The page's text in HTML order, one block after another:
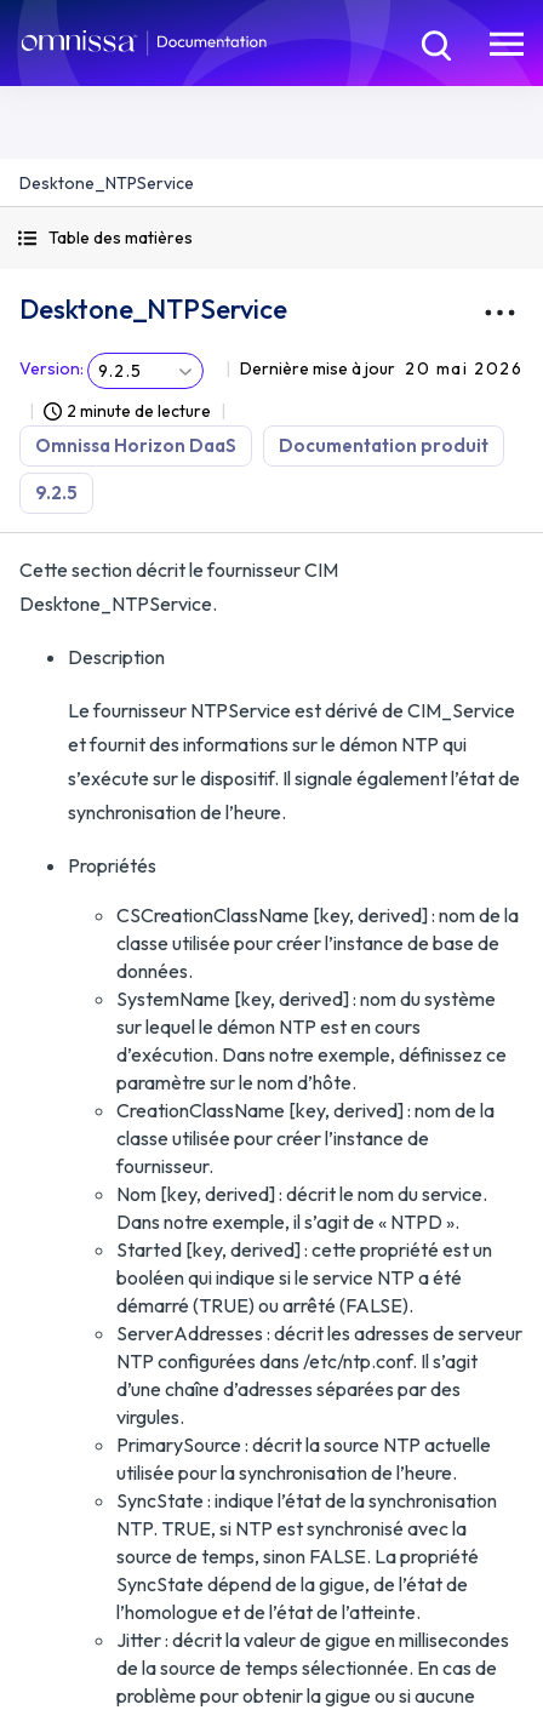
Desktone_NTPService
Table des matières
Desktone_NTPService
Version: 9.2.5 Dernière mise à jour 20 mai 2026
2 minute de lecture
Omnissa Horizon DaaS Documentation produit
9.2.5
Cette section décrit le fournisseur CIM
Desktone_NTPService.
Description
Le fournisseur NTPService est dérivé de CIM_Service
et fournit des informations sur le démon NTP qui
s’exécute sur le dispositif. Il signale également l’état de
synchronisation de l’heure.
Propriétés
CSCreationClassName [key, derived] : nom de la
classe utilisée pour créer l’instance de base de
données.
SystemName [key, derived] : nom du système
sur lequel le démon NTP est en cours
d’exécution. Dans notre exemple, définissez ce
paramètre sur le nom d’hôte.
CreationClassName [key, derived] : nom de la
classe utilisée pour créer l’instance de
fournisseur.
Nom [key, derived] : décrit le nom du service.
Dans notre exemple, il s’agit de « NTPD ».
Started [key, derived] : cette propriété est un
booléen qui indique si le service NTP a été
démarré (TRUE) ou arrêté (FALSE).
ServerAddresses : décrit les adresses de serveur
NTP configurées dans /etc/ntp.conf. Il s’agit
d’une chaîne d’adresses séparées par des
virgules.
PrimarySource : décrit la source NTP actuelle
utilisée pour la synchronisation de l’heure.
SyncState : indique l’état de la synchronisation
NTP. TRUE, si NTP est synchronisé avec la
source de temps, sinon FALSE. La propriété
SyncState dépend de la gigue, de l’état de
l’homologue et de l’état de l’atteinte.
Jitter : décrit la valeur de gigue en millisecondes
de la source de temps sélectionnée. En cas de
problème pour obtenir la gigue ou si aucune